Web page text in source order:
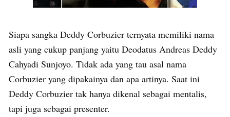
Siapa sangka Deddy Corbuzier ternyata memiliki nama
asli yang cukup panjang yaitu Deodatus Andreas Deddy
Cahyadi Sunjoyo. Tidak ada yang tau asal nama
Corbuzier yang dipakainya dan apa artinya. Saat ini
Deddy Corbuzier tak hanya dikenal sebagai mentalis,
tapi juga sebagai presenter.